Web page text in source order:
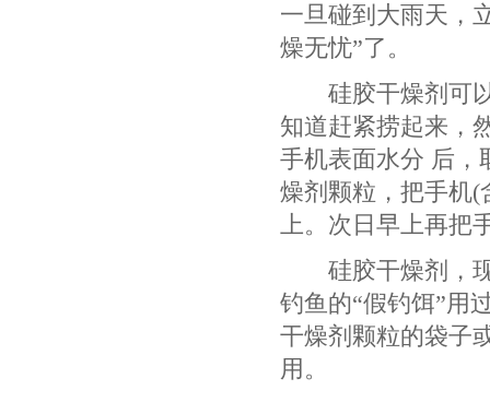
一旦碰到大雨天，
燥无忧”了。
硅胶干燥剂可以
知道赶紧捞起来，
手机表面水分 后，
燥剂颗粒，把手机(
上。次日早上再把
硅胶干燥剂，现
钓鱼的“假钓饵”用
干燥剂颗粒的袋子
用。